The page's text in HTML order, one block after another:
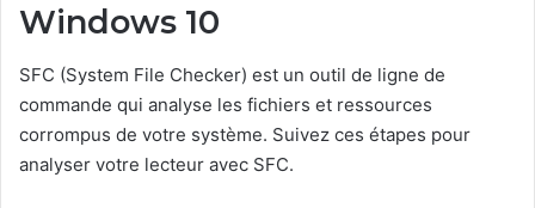
Windows 10
SFC (System File Checker) est un outil de ligne de
commande qui analyse les fichiers et ressources
corrompus de votre système. Suivez ces étapes pour
analyser votre lecteur avec SFC.